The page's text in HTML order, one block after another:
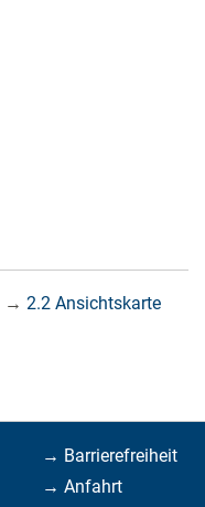
→ 2.2 Ansichtskarte
→ Barrierefreiheit
→ Anfahrt